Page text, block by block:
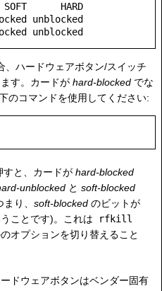
HARD
、ハードウェアボタン/スイッチ
す。カードが hard-blocked でな
のコマンドを使用してください:
すと、カードが hard-blocked
unblocked と soft-blocked
り、 soft-blocked のビットが
ことです)。これは
rfkill
オプションを切り替えること
ドウェアボタンはベンダー固有